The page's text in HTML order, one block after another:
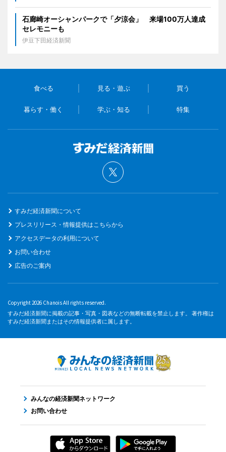
石廊崎オーシャンパークで「夕涼会」 来場100万人達成
セレモニーも
伊豆下田経済新聞
食べる 見る・遊ぶ 買う
暮らす・働く 学ぶ・知る 特集
すみだ経済新聞について
プレスリリース・情報提供はこちらから
アクセスデータの利用について
お問い合わせ
広告のご案内
Copyright 2026 Chanois All rights reserved.
すみだ経済新聞に掲載の記事・写真・図表などの無断転載を禁止します。 著作権は
すみだ経済新聞またはその情報提供者に属します。
みんなの経済新聞ネットワーク
お問い合わせ